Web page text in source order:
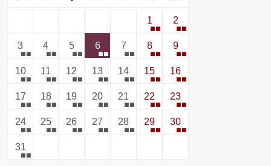
1 2
3 4 5 6 7 8 9
10 11 12 13 14 15 16
17 18 19 20 21 22 23
24 25 26 27 28 29 30
31